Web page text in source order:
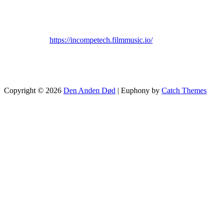
https://incompetech.filmmusic.io/
Copyright © 2026 Den Anden Død | Euphony by Catch Themes